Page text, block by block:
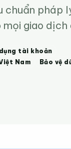
pháp
giao dịch
tài khoản
Nam Bảo vệ